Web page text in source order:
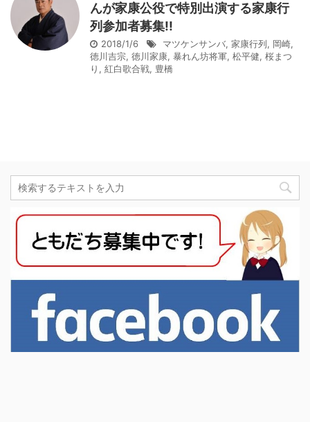
んが家康公役で特別出演する家康行
列参加者募集!!
2018/1/6 マツケンサンバ, 家康行列, 岡崎,
徳川吉宗, 徳川家康, 暴れん坊将軍, 松平健, 桜まつ
り , 紅白歌合戦, 豊橋